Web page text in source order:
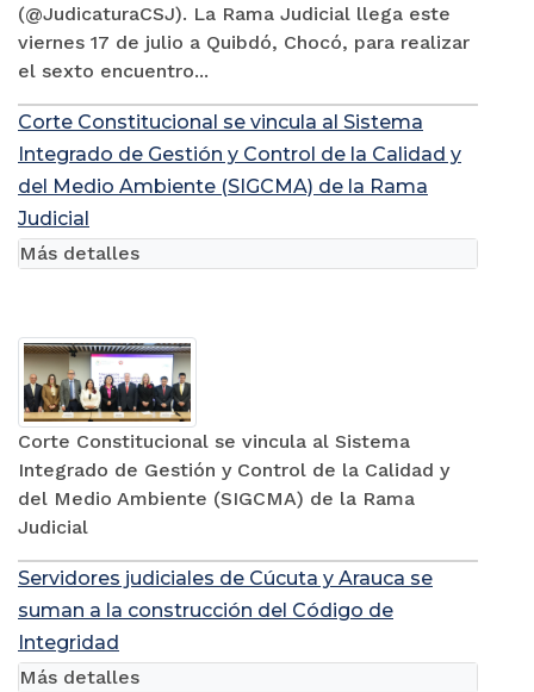
(@JudicaturaCSJ). La Rama Judicial llega este
viernes 17 de julio a Quibdó, Chocó, para realizar
el sexto encuentro...
Corte Constitucional se vincula al Sistema
Integrado de Gestión y Control de la Calidad y
del Medio Ambiente (SIGCMA) de la Rama
Judicial
Corte Constitucional se vincula al Sistema
Integrado de Gestión y Control de la Calidad y
del Medio Ambiente (SIGCMA) de la Rama
Judicial
Más detalles
Servidores judiciales de Cúcuta y Arauca se
suman a la construcción del Código de
Integridad
Más detalles